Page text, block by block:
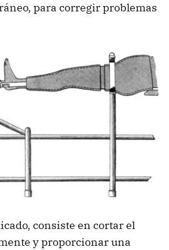
para corregir problemas
consiste en cortar el
y proporcionar una